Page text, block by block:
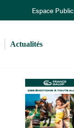
Espace Public
Actualités